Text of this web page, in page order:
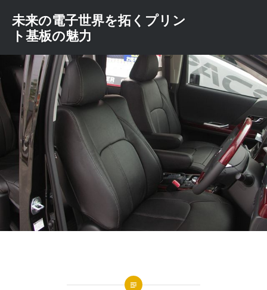
ン
へ
ス
キ
ッ
未来の電子世界を拓くプリン
ト基板の魅力